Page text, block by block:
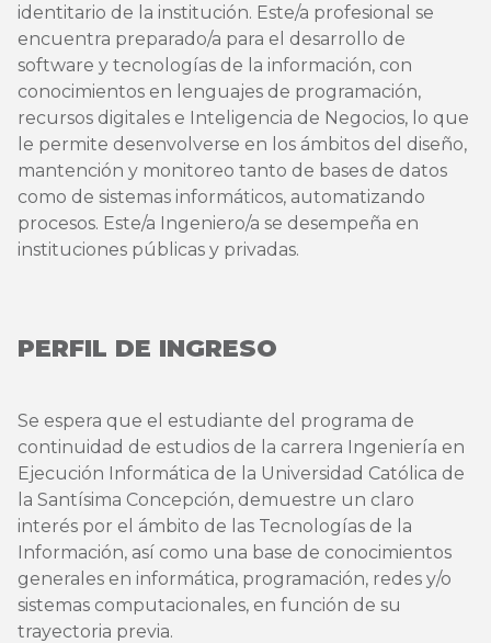
identitario de la institución. Este/a profesional se
encuentra preparado/a para el desarrollo de
software y tecnologías de la información, con
conocimientos en lenguajes de programación,
recursos digitales e Inteligencia de Negocios, lo que
le permite desenvolverse en los ámbitos del diseño,
mantención y monitoreo tanto de bases de datos
como de sistemas informáticos, automatizando
procesos. Este/a Ingeniero/a se desempeña en
instituciones públicas y privadas.
PERFIL DE INGRESO
Se espera que el estudiante del programa de
continuidad de estudios de la carrera Ingeniería en
Ejecución Informática de la Universidad Católica de
la Santísima Concepción, demuestre un claro
interés por el ámbito de las Tecnologías de la
Información, así como una base de conocimientos
generales en informática, programación, redes y/o
sistemas computacionales, en función de su
trayectoria previa.